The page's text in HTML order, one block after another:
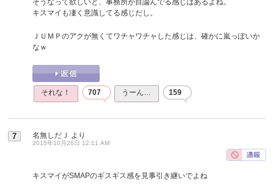
そうなって欲しいと、事務所が目論んでる感じはあるよね。
キスマイも凄く意識してる感じだし。
ＪＵＭＰのアクが無くてワチャワチャした感じは、確かに嵐っぽいか
なｗ
それな！ 707 うーん… 159
7 名無しだＪ より
2015年10月26日 12:11 AM
キスマイがSMAPのギスギス感を見事引き継いでよね